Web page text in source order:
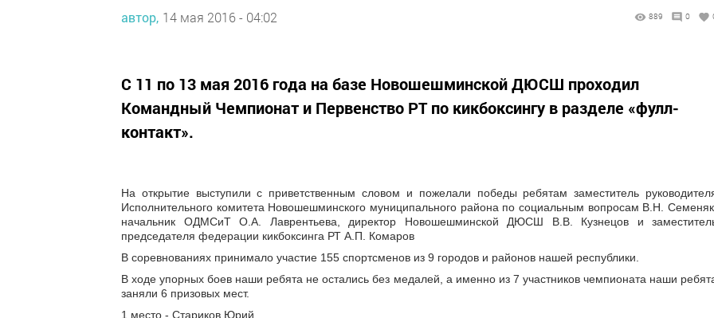
автор, 14 мая 2016 - 04:02 889 0
С 11 по 13 мая 2016 года на базе Новошешминской ДЮСШ проходил
Командный Чемпионат и Первенство РТ по кикбоксингу в разделе «фулл-
контакт».
На открытие выступили с приветственным словом и пожелали победы ребятам заместитель
Исполнительного комитета Новошешминского муниципального района по социальным вопросам В.Н.
начальник ОДМСиТ О.А. Лаврентьева, директор Новошешминской ДЮСШ В.В. Кузнецов и
председателя федерации кикбоксинга РТ А.П. Комаров
В соревнованиях принимало участие 155 спортсменов из 9 городов и районов нашей республики.
В ходе упорных боев наши ребята не остались без медалей, а именно из 7 участников чемпионата наши
заняли 6 призовых мест.
1 место - Стариков Юрий